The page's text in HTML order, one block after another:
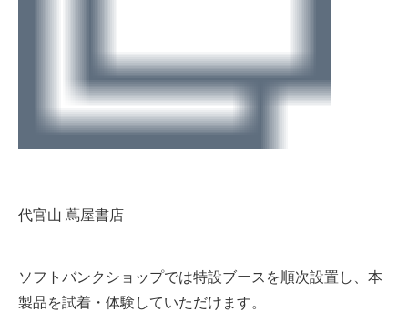
代官山 蔦屋書店
ソフトバンクショップでは特設ブースを順次設置し、本
製品を試着・体験していただけます。